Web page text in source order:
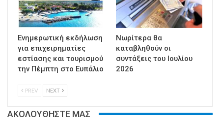
Ενημερωτική εκδήλωση
για επιχειρηματίες
εστίασης και τουρισμού
την Πέμπτη στο Ευπάλιο
Νωρίτερα θα
καταβληθούν οι
συντάξεις του Ιουλίου
2026
PREV NEXT
ΑΚΟΛΟΥΘΗΣΤΕ ΜΑΣ